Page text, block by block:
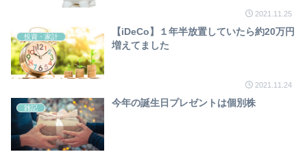
2021.11.25
投資・家計
【iDeCo】１年半放置していたら約20万円
増えてました
2021.11.24
雑記 今年の誕生日プレゼントは個別株